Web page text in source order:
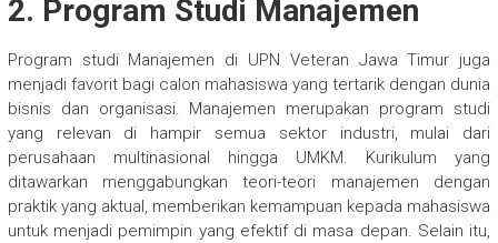
2. Program Studi Manajemen
Program studi Manajemen di UPN Veteran Jawa Timur juga
menjadi favorit bagi calon mahasiswa yang tertarik dengan dunia
bisnis dan organisasi. Manajemen merupakan program studi
yang relevan di hampir semua sektor industri, mulai dari
perusahaan multinasional hingga UMKM. Kurikulum yang
ditawarkan menggabungkan teori-teori manajemen dengan
praktik yang aktual, memberikan kemampuan kepada mahasiswa
untuk menjadi pemimpin yang efektif di masa depan. Selain itu,